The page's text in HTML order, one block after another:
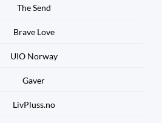
The Send
Brave Love
UIO Norway
Gaver
LivPluss.no